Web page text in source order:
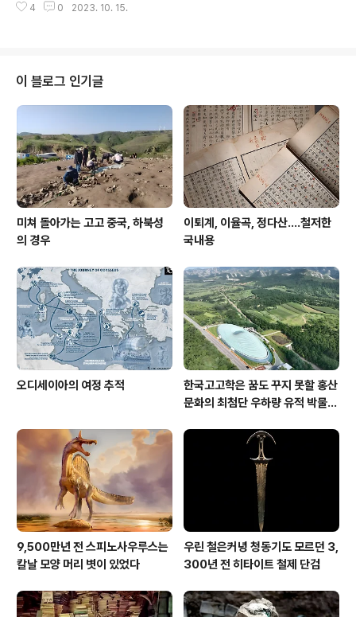
이나 이미 퇴직원을 던진 순간 마음은 다 떠났다. 다만 저
한 사항이라 해 두겠다. 주로 이야기는 광의가 되겠지만, 협
네들 스스로가 잘 알기 때문이다. 공동체와 유리한 고고학
이 살아남을 재간이 없음을 그네들도 잘 아는 까닭이다. 이
런 움직임을 대별하면 희한한 대비가 드러나는데, 관 혹은
관변단체를 필두로 하는 기관들에서는 그 움직임이 효과가
있건 없건 그건 두 번째 치고, 매우 처철한 편인데 반해, 이
른바 한국고고학회를 필두로 하는 ..
4 0 2023. 10. 15.
이 블로그 인기글
미쳐 돌아가는 고고 중국, 하북성
의 경우
이퇴계, 이율곡, 정다산....철저한
국내용
오디세이아의 여정 추적
한국고고학은 꿈도 꾸지 못할 홍산
문화의 최첨단 우하량 유적 박물관
9,500만년 전 스피노사우루스는
칼날 모양 머리 볏이 있었다
우린 철은커녕 청동기도 모르던 3,
300년 전 히타이트 철제 단검